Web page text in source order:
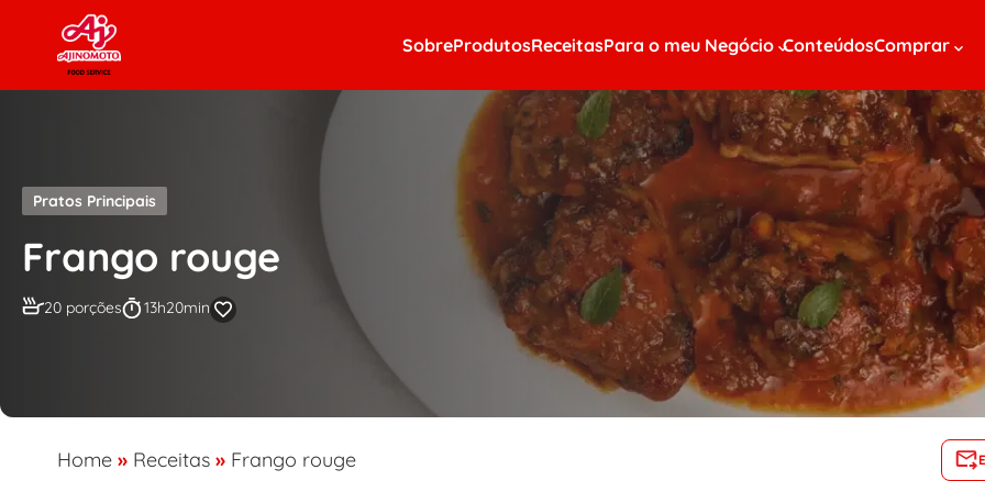
Skip to content
SobreProdutosReceitasPara o meu Negócio ConteúdosComprar
Pratos Principais
Frango rouge
20 porções 13h20min
Home » Receitas » Frango rouge